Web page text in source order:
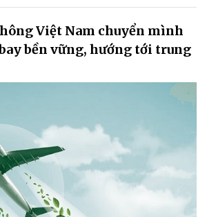
Việt Nam chuyển mình
bền vững, hướng tới trung